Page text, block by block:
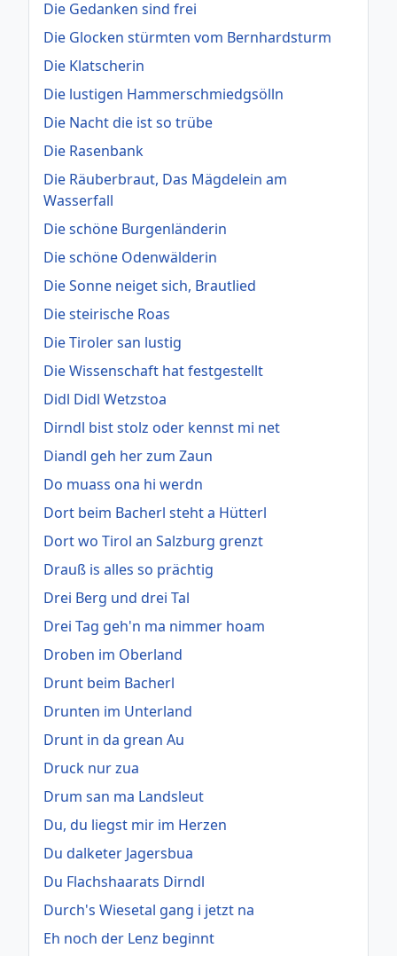
Die Gedanken sind frei
Die Glocken stürmten vom Bernhardsturm
Die Klatscherin
Die lustigen Hammerschmiedgsölln
Die Nacht die ist so trübe
Die Rasenbank
Die Räuberbraut, Das Mägdelein am
Wasserfall
Die schöne Burgenländerin
Die schöne Odenwälderin
Die Sonne neiget sich, Brautlied
Die steirische Roas
Die Tiroler san lustig
Die Wissenschaft hat festgestellt
Didl Didl Wetzstoa
Dirndl bist stolz oder kennst mi net
Diandl geh her zum Zaun
Do muass ona hi werdn
Dort beim Bacherl steht a Hütterl
Dort wo Tirol an Salzburg grenzt
Drauß is alles so prächtig
Drei Berg und drei Tal
Drei Tag geh'n ma nimmer hoam
Droben im Oberland
Drunt beim Bacherl
Drunten im Unterland
Drunt in da grean Au
Druck nur zua
Drum san ma Landsleut
Du, du liegst mir im Herzen
Du dalketer Jagersbua
Du Flachshaarats Dirndl
Durch's Wiesetal gang i jetzt na
Eh noch der Lenz beginnt